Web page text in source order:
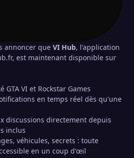
annoncer que VI Hub, l'application
est maintenant disponible sur
VI et Rockstar Games
en temps réel dès qu'une
discussions directement depuis
inclus
véhicules, secrets : toute
en un coup d'œil